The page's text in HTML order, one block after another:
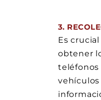
3.
Es
obtener
teléfonos
vehículos